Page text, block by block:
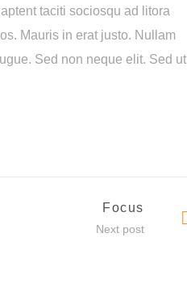
taciti sociosqu ad litora
Mauris in erat justo. Nullam
Sed non neque elit. Sed ut
Focus
Next post